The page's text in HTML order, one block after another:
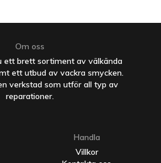
Om oss
ett brett sortiment av välkända
ett utbud av vackra smycken.
verkstad som utför all typ av
reparationer.
Handla
Villkor